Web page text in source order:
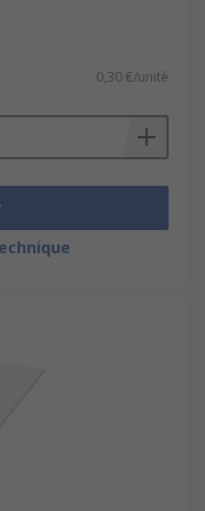
0,30 €/unité